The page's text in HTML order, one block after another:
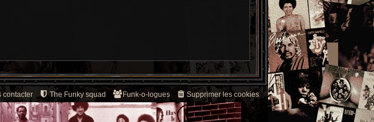
Supprimer les cookies
Funk-o-logues
The Funky squad
contacter